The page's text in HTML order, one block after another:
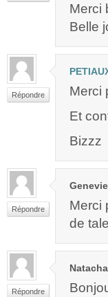
Merci
Belle
Répondre
Merci
Et
Bizzz
Répondre
Merci
de
Répondre